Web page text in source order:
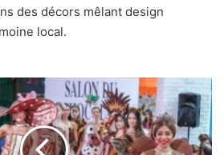
des décors mêlant design
local.